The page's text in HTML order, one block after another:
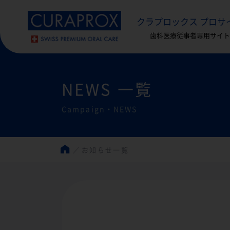
クラプロックス プロサ
歯科医療従事者専用サイト
NEWS 一覧
Campaign・NEWS
お知らせ一覧